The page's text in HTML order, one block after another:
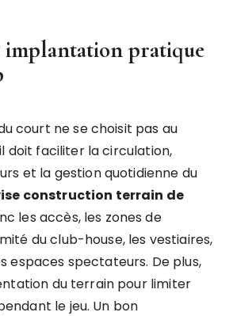
implantation pratique
court ne se choisit pas au
doit faciliter la circulation,
et la gestion quotidienne du
construction terrain de
les accès, les zones de
du club-house, les vestiaires,
espaces spectateurs. De plus,
du terrain pour limiter
le jeu. Un bon